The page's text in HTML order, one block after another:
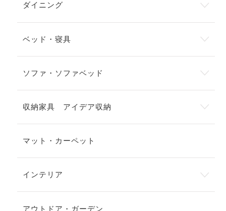
ダイニング
ベッド・寝具
ソファ・ソファベッド
収納家具 アイデア収納
マット・カーペット
インテリア
アウトドア・ガーデン